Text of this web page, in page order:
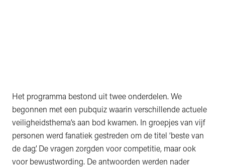
Het programma bestond uit twee onderdelen. We
begonnen met een pubquiz waarin verschillende actuele
veiligheidsthema’s aan bod kwamen. In groepjes van vijf
personen werd fanatiek gestreden om de titel ‘beste van
de dag’. De vragen zorgden voor competitie, maar ook
voor bewustwording. De antwoorden werden nader